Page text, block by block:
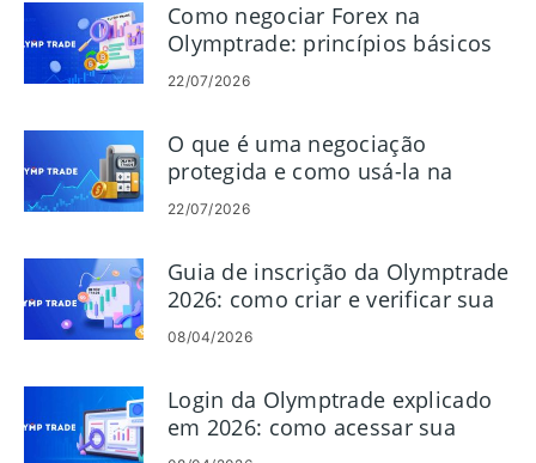
Como negociar Forex na
Olymptrade: princípios básicos
de negociação na plataforma
22/07/2026
O que é uma negociação
protegida e como usá-la na
Olymptrade
22/07/2026
Guia de inscrição da Olymptrade
2026: como criar e verificar sua
conta rapidamente
08/04/2026
Login da Olymptrade explicado
em 2026: como acessar sua
conta com segurança e rapidez